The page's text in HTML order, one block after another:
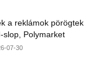
a reklámok pörögtek
slop, Polymarket
07-30